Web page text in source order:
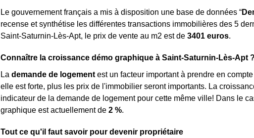
Le gouvernement français a mis à disposition une base de données “
recense et synthétise les différentes transactions immobilières des 5
Saint-Saturnin-Lès-Apt, le prix de vente au m2 est de 3401 euros.
Connaître la croissance démo graphique à Saint-Saturnin-Lès-Apt ?
La demande de logement est un facteur important à prendre en
elle est forte, plus les prix de l'immobilier seront importants. La
indicateur de la demande de logement pour cette même ville! Dans le
graphique est actuellement de 2 %.
Tout ce qu'il faut savoir pour devenir propriétaire